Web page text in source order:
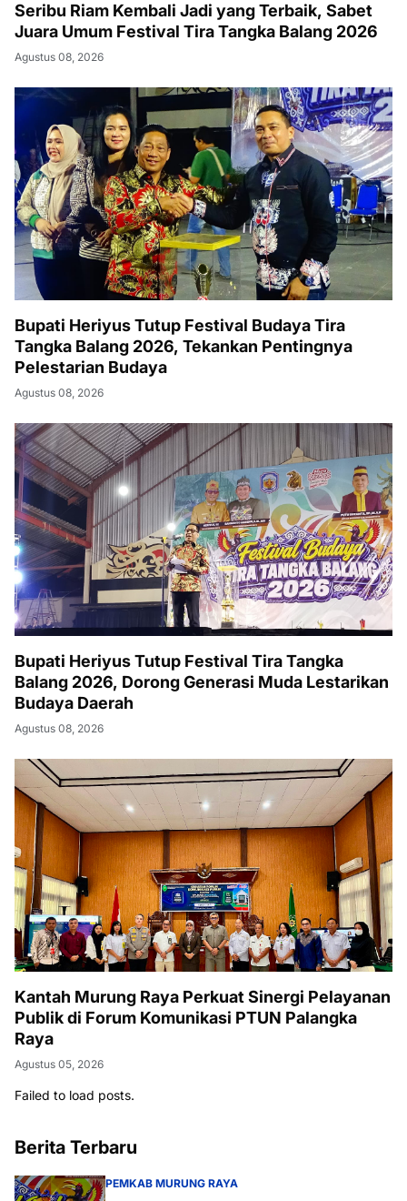
Seribu Riam Kembali Jadi yang Terbaik, Sabet
Juara Umum Festival Tira Tangka Balang 2026
Agustus 08, 2026
Bupati Heriyus Tutup Festival Budaya Tira
Tangka Balang 2026, Tekankan Pentingnya
Pelestarian Budaya
Agustus 08, 2026
Bupati Heriyus Tutup Festival Tira Tangka
Balang 2026, Dorong Generasi Muda Lestarikan
Budaya Daerah
Agustus 08, 2026
Kantah Murung Raya Perkuat Sinergi Pelayanan
Publik di Forum Komunikasi PTUN Palangka
Raya
Agustus 05, 2026
Failed to load posts.
Berita Terbaru
PEMKAB MURUNG RAYA